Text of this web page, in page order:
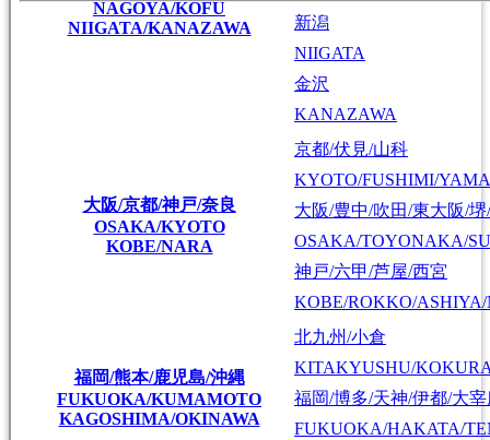
NAGOYA/KOFU
NIIGATA/KANAZAWA
新潟
NIIGATA
金沢
KANAZAWA
大阪/京都/神戸/奈良
OSAKA/KYOTO
KOBE/NARA
京都/伏見/山科
KYOTO/FUSHIMI/
大阪/豊中/吹田/東大阪/
OSAKA/TOYONAKA/
神戸/六甲/芦屋/西宮
KOBE/ROKKO/
福岡/熊本/鹿児島/沖縄
FUKUOKA/KUMAMOTO
KAGOSHIMA/OKINAWA
北九州/小倉
KITAKYUSHU/
福岡/博多/天神/伊都/大宰
FUKUOKA/HAKATA/